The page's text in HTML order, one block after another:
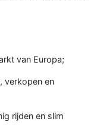
van Europa;
verkopen en
rijden en slim